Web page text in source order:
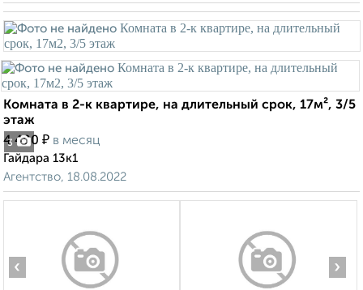
3
Комната в 2-к квартире, на длительный срок, 17м², 3/5
этаж
4 400 ₽ в месяц
Гайдара 13к1
Агентство, 18.08.2022
‹ ›